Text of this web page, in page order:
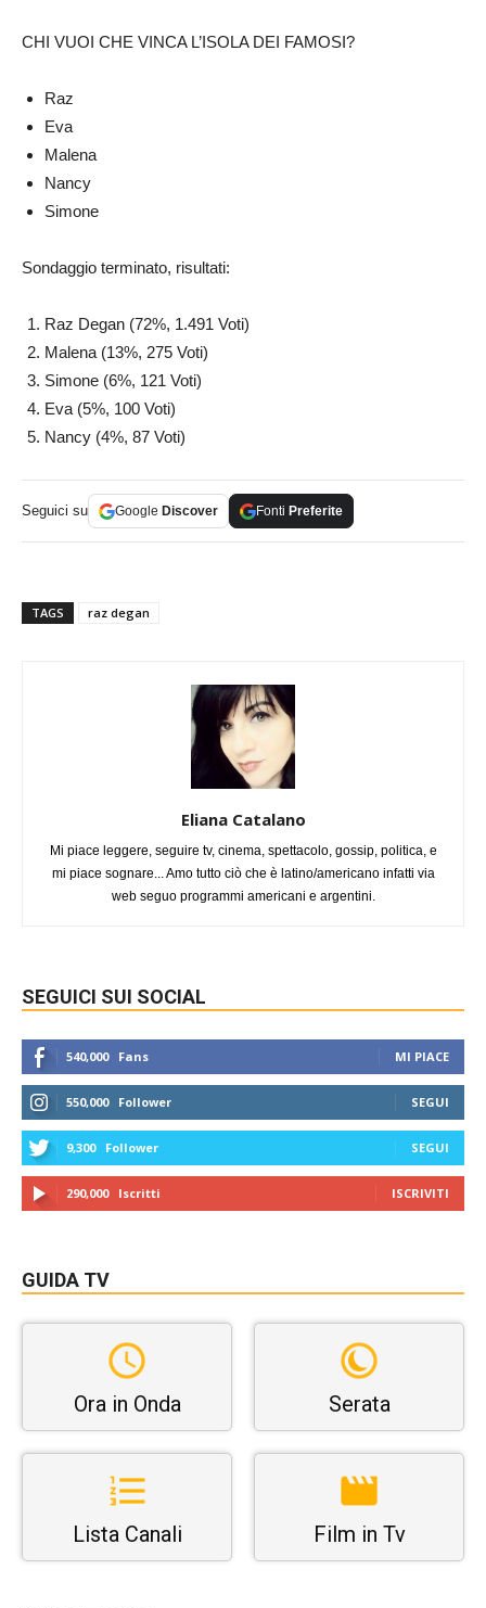
CHI VUOI CHE VINCA L’ISOLA DEI FAMOSI?
Raz
Eva
Malena
Nancy
Simone
Sondaggio terminato, risultati:
Raz Degan (72%, 1.491 Voti)
Malena (13%, 275 Voti)
Simone (6%, 121 Voti)
Eva (5%, 100 Voti)
Nancy (4%, 87 Voti)
Seguici su Google Discover Fonti Preferite
TAGS raz degan
Eliana Catalano
Mi piace leggere, seguire tv, cinema, spettacolo, gossip, politica, e
mi piace sognare... Amo tutto ciò che è latino/americano infatti via
web seguo programmi americani e argentini.
SEGUICI SUI SOCIAL
540,000 Fans MI PIACE
550,000 Follower SEGUI
9,300 Follower SEGUI
290,000 Iscritti ISCRIVITI
GUIDA TV
Ora in Onda Serata
Lista Canali Film in Tv